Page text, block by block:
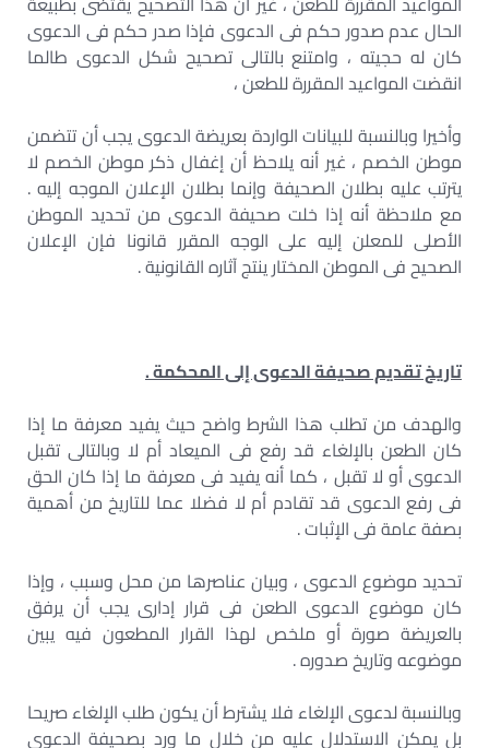
الحال عدم صدور حكم فى الدعوى فإذا صدر حكم فى الدعوى
كان له حجيته ، وامتنع بالتالى تصحيح شكل الدعوى طالما
انقضت المواعيد المقررة للطعن ،
وأخيرا وبالنسبة للبيانات الواردة بعريضة الدعوى يجب أن تتضمن
موطن الخصم ، غير أنه يلاحظ أن إغفال ذكر موطن الخصم لا
يترتب عليه بطلان الصحيفة وإنما بطلان الإعلان الموجه إليه .
مع ملاحظة أنه إذا خلت صحيفة الدعوى من تحديد الموطن
الأصلى للمعلن إليه على الوجه المقرر قانونا فإن الإعلان
الصحيح فى الموطن المختار ينتج آثاره القانونية .
تاريخ تقديم صحيفة الدعوى إلى المحكمة .
والهدف من تطلب هذا الشرط واضح حيث يفيد معرفة ما إذا
كان الطعن بالإلغاء قد رفع فى الميعاد أم لا وبالتالى تقبل
الدعوى أو لا تقبل ، كما أنه يفيد فى معرفة ما إذا كان الحق
فى رفع الدعوى قد تقادم أم لا فضلا عما للتاريخ من أهمية
بصفة عامة فى الإثبات .
تحديد موضوع الدعوى ، وبيان عناصرها من محل وسبب ، وإذا
كان موضوع الدعوى الطعن فى قرار إدارى يجب أن يرفق
بالعريضة صورة أو ملخص لهذا القرار المطعون فيه يبين
موضوعه وتاريخ صدوره .
وبالنسبة لدعوى الإلغاء فلا يشترط أن يكون طلب الإلغاء صريحا
بل يمكن الاستدلال عليه من خلال ما ورد بصحيفة الدعوى